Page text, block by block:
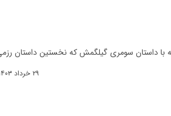
با داستان سومری گیلگمش که نخستین داستان
۲۹ خرداد ۱۴۰۳